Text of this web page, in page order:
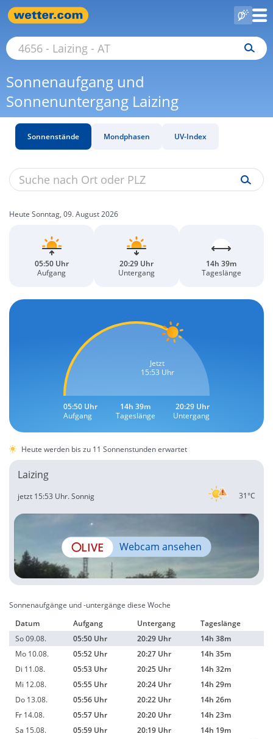
Sonnenaufgang und
Sonnenuntergang Laizing
Sonnenstände Mondphasen UV-Index
Heute Sonntag, 09. August 2026
05:50 Uhr
Aufgang
20:29 Uhr
Untergang
14h 39m
Tageslänge
Jetzt
15:53 Uhr
05:50 Uhr
Aufgang
14h 39m
Tageslänge
20:29 Uhr
Untergang
Heute werden bis zu 11 Sonnenstunden erwartet
Laizing
31°C
jetzt 15:53 Uhr.Sonnig
LIVE Webcam ansehen
Sonnenaufgänge und -untergänge diese Woche
Datum
Aufgang Untergang
Tageslänge
So 09.08.
05:50 Uhr 20:29 Uhr
14h 38m
Mo 10.08.
05:52 Uhr 20:27 Uhr
14h 35m
Di 11.08.
05:53 Uhr 20:25 Uhr
14h 32m
Mi 12.08.
05:55 Uhr 20:24 Uhr
14h 29m
Do 13.08.
05:56 Uhr 20:22 Uhr
14h 26m
Fr 14.08.
05:57 Uhr 20:20 Uhr
14h 23m
Sa 15.08.
05:59 Uhr 20:19 Uhr
14h 19m